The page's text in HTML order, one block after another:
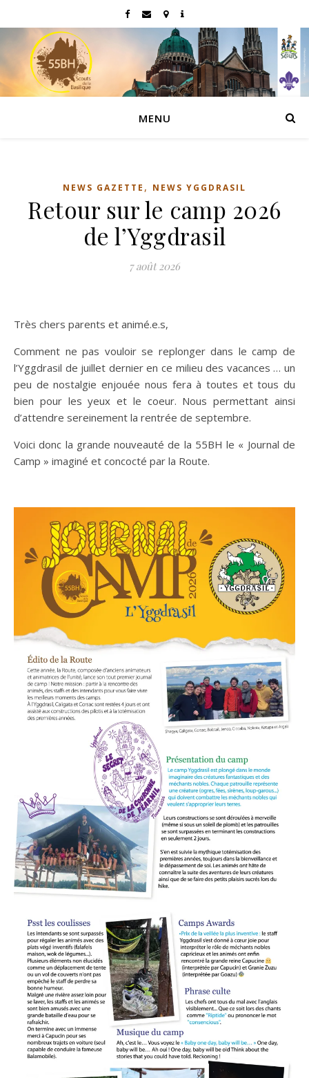
MENU
NEWS GAZETTE , NEWS YGGDRASIL
Retour sur le camp 2026
de l’Yggdrasil
7 août 2026
Très chers parents et animé.e.s,
Comment ne pas vouloir se replonger dans le camp de
l’Yggdrasil de juillet dernier en ce milieu des vacances … un
peu de nostalgie enjouée nous fera à toutes et tous du
bien pour les yeux et le coeur. Nous permettant ainsi
d’attendre sereinement la rentrée de septembre.
Voici donc la grande nouveauté de la 55BH le « Journal de
Camp » imaginé et concocté par la Route.